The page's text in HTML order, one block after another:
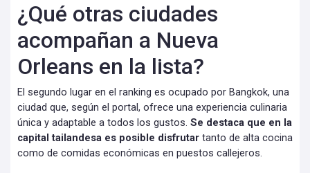
¿Qué otras ciudades
acompañan a Nueva
Orleans en la lista?
El segundo lugar en el ranking es ocupado por Bangkok, una
ciudad que, según el portal, ofrece una experiencia culinaria
única y adaptable a todos los gustos. Se destaca que en la
capital tailandesa es posible disfrutar tanto de alta cocina
como de comidas económicas en puestos callejeros.